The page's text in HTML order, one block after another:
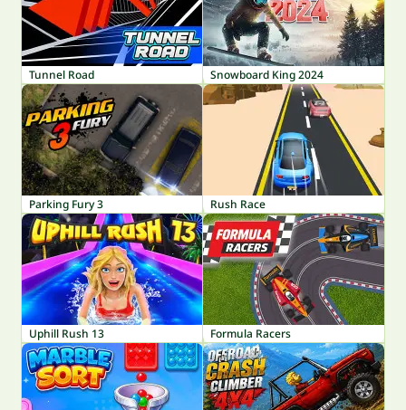
Tunnel Road Snowboard King 2024
Parking Fury 3 Rush Race
Uphill Rush 13 Formula Racers